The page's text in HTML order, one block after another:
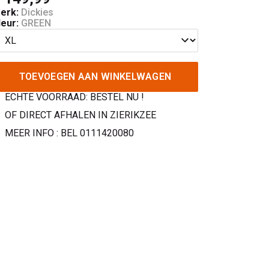
Dickies
GREEN
TOEVOEGEN AAN WINKELWAGEN
ECHTE VOORRAAD: BESTEL NU !
OF DIRECT AFHALEN IN ZIERIKZEE
MEER INFO : BEL 0111420080